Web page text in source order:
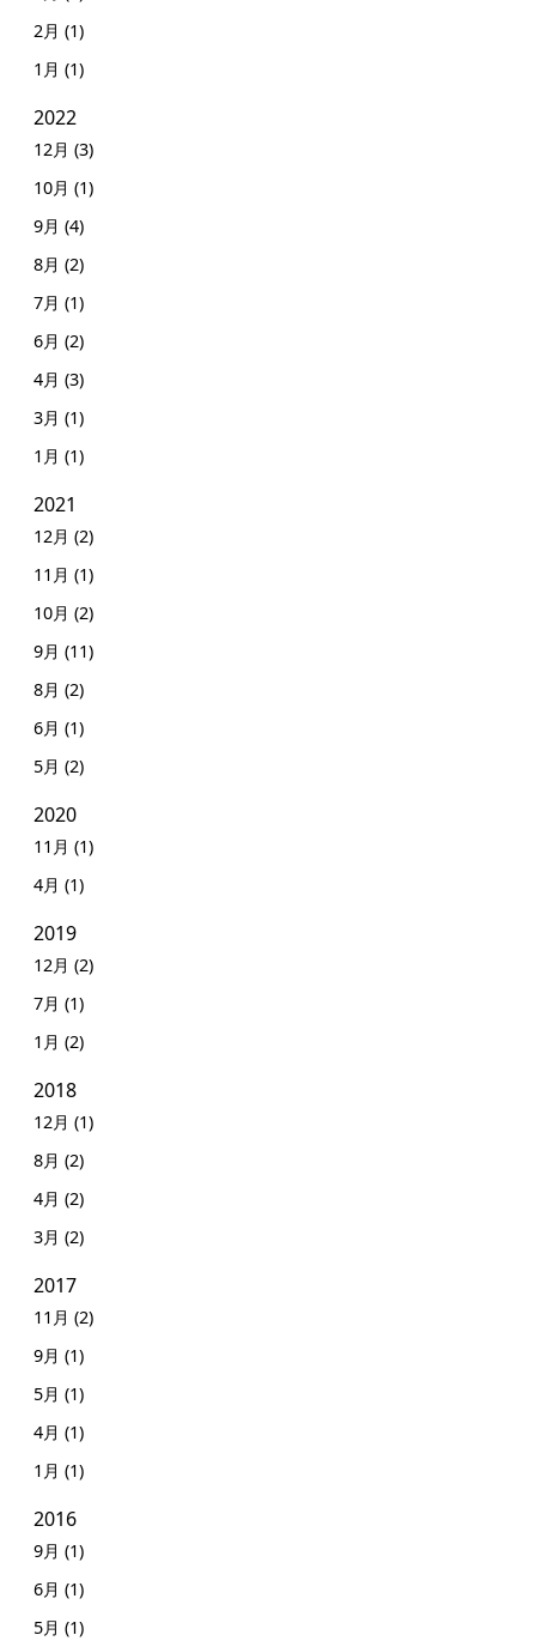
2月 (1)
1月 (1)
2022
12月 (3)
10月 (1)
9月 (4)
8月 (2)
7月 (1)
6月 (2)
4月 (3)
3月 (1)
1月 (1)
2021
12月 (2)
11月 (1)
10月 (2)
9月 (11)
8月 (2)
6月 (1)
5月 (2)
2020
11月 (1)
4月 (1)
2019
12月 (2)
7月 (1)
1月 (2)
2018
12月 (1)
8月 (2)
4月 (2)
3月 (2)
2017
11月 (2)
9月 (1)
5月 (1)
4月 (1)
1月 (1)
2016
9月 (1)
6月 (1)
5月 (1)